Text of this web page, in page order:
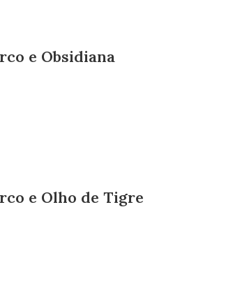
e Obsidiana
e Olho de Tigre